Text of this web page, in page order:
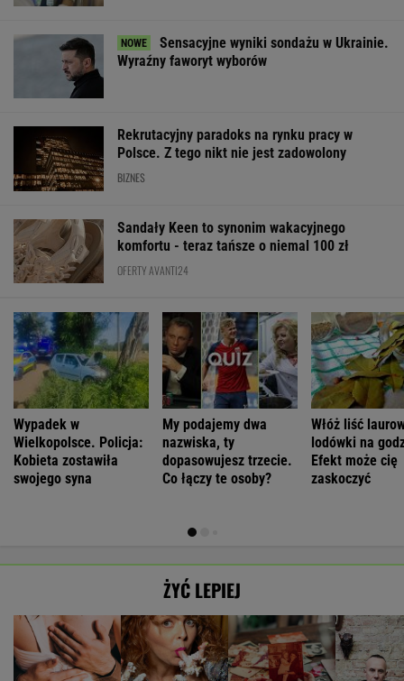
Sensacyjne wyniki sondażu w Ukrainie.
Wyraźny faworyt wyborów
Rekrutacyjny paradoks na rynku pracy w
Polsce. Z tego nikt nie jest zadowolony
BIZNES
Sandały Keen to synonim wakacyjnego
komfortu - teraz tańsze o niemal 100 zł
OFERTY AVANTI24
Wypadek w
Wielkopolsce. Policja:
Kobieta zostawiła
swojego syna
My podajemy dwa
nazwiska, ty
dopasowujesz trzecie.
Co łączy te osoby?
Włóż liść
lodówki na
Efekt może cię
zaskoczyć
ŻYĆ LEPIEJ